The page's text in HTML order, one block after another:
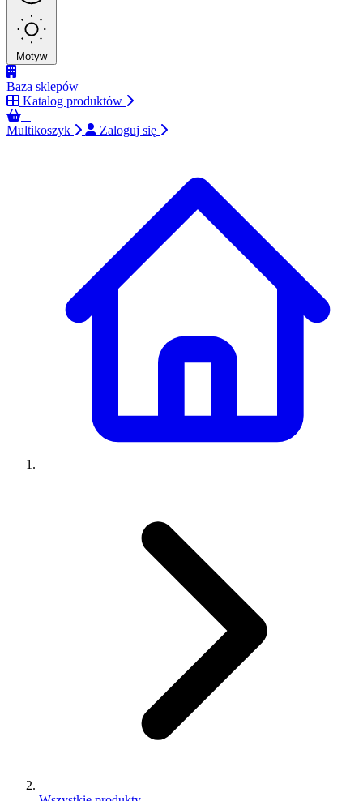
Motyw
Baza sklepów
Katalog produktów
Multikoszyk
Zaloguj się